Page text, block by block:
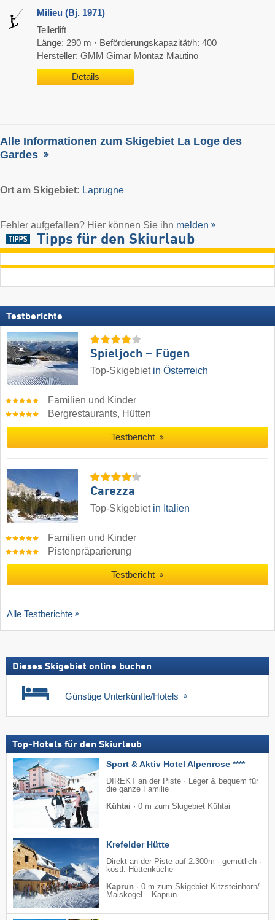
Milieu (Bj. 1971)
Tellerlift
Länge: 290 m · Beförderungskapazität/h: 400
Hersteller: GMM Gimar Montaz Mautino
Details
Alle Informationen zum Skigebiet La Loge des
Gardes
Ort am Skigebiet: Laprugne
Fehler aufgefallen? Hier können Sie ihn melden
Tipps für den Skiurlaub
Testberichte
Spieljoch – Fügen
Top-Skigebiet in Österreich
Familien und Kinder
Bergrestaurants, Hütten
Testbericht
Carezza
Top-Skigebiet in Italien
Familien und Kinder
Pistenpräparierung
Testbericht
Alle Testberichte
Dieses Skigebiet online buchen
Günstige Unterkünfte/Hotels
Top-Hotels für den Skiurlaub
Sport & Aktiv Hotel Alpenrose ****
DIREKT an der Piste · Leger & bequem für
die ganze Familie
Kühtai · 0 m zum Skigebiet Kühtai
Krefelder Hütte
Direkt an der Piste auf 2.300m · gemütlich ·
köstl. Hüttenküche
Kaprun · 0 m zum Skigebiet Kitzsteinhorn/​
Maiskogel – Kaprun